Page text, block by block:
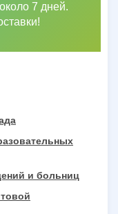
7 дней.
и больниц